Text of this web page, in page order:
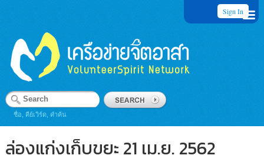
Sign In
ชื่อ, คีย์เวิร์ด, คำค้น
ล่องแก่งเก็บขยะ 21 เม.ย. 2562